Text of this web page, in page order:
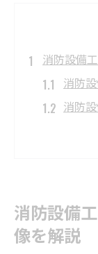
消防設備
消防
消防
防火
識
工場や倉
消防設備
像を解説